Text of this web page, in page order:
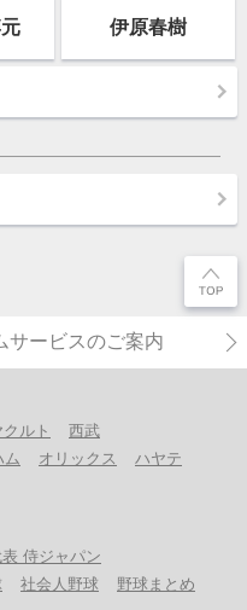
伊原春樹
サービスのご案内
クルト
西武
ム オリックス
ハヤテ
侍ジャパン
社会人野球 野球まとめ